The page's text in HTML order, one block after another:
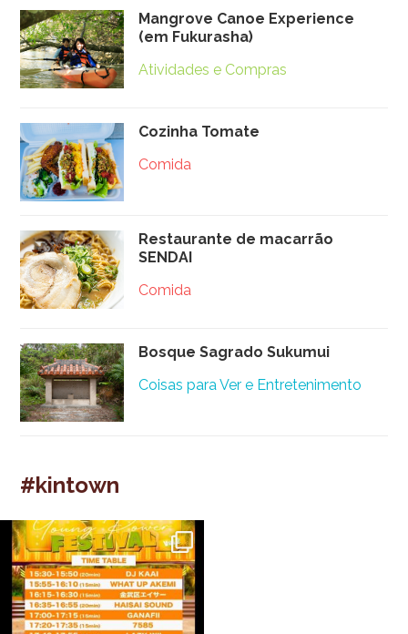
Mangrove Canoe Experience
(em Fukurasha)
Atividades e Compras
Cozinha Tomate
Comida
Restaurante de macarrão
SENDAI
Comida
Bosque Sagrado Sukumui
Coisas para Ver e Entretenimento
#kintown